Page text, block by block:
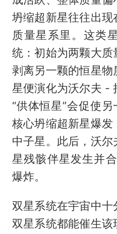
坍缩超新星往往出
质量星系里。这类
统：初始为两颗大
剥离另一颗的恒星
星便演化为沃尔夫 -
“供体恒星”会促使
核心坍缩超新星爆
中子星。此后，沃
星残骸伴星发生并
爆炸。
双星系统在宇宙中
双星系统都能催生该